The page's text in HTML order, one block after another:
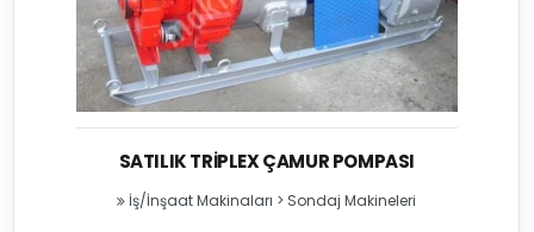
SATILIK TRIPLEX ÇAMUR POMPASI
İş/İnşaat Makinaları > Sondaj Makineleri